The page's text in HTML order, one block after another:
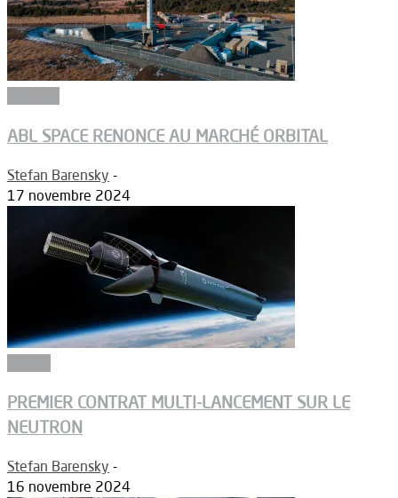
ABL SPACE RENONCE AU MARCHÉ ORBITAL
Stefan Barensky -
17 novembre 2024
PREMIER CONTRAT MULTI-LANCEMENT SUR LE
NEUTRON
Stefan Barensky -
16 novembre 2024